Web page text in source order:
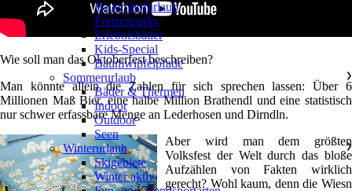
Wie soll man das Oktoberfest beschreiben?
Man könnte allein die Zahlen für sich sprechen lassen: Über 6
Millionen Maß Bier, eine halbe Million Brathendl und eine statistisch
nur schwer erfassbare Menge an Lederhosen und Dirndln.
Aber wird man dem größten
Volksfest der Welt durch das bloße
Aufzählen von Fakten wirklich
gerecht? Wohl kaum, denn die Wiesn
Bauernhofurlaub
Freizeitparks
Erlebnisbäder
Kids-Special
Baumwipfelpfade
Sommerurlaub
❯
Bäder & Thermen
Indoor
Outdoor
Seen
Winterurlaub
❯
Skigebiete
Winter aktiv